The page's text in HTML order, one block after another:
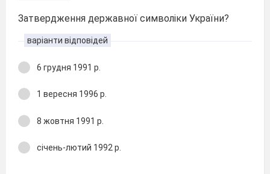
Затвердження державної символіки України?
варіанти відповідей
6 грудня 1991 р.
1 вересня 1996 р.
8 жовтня 1991 р.
січень-лютий 1992 р.